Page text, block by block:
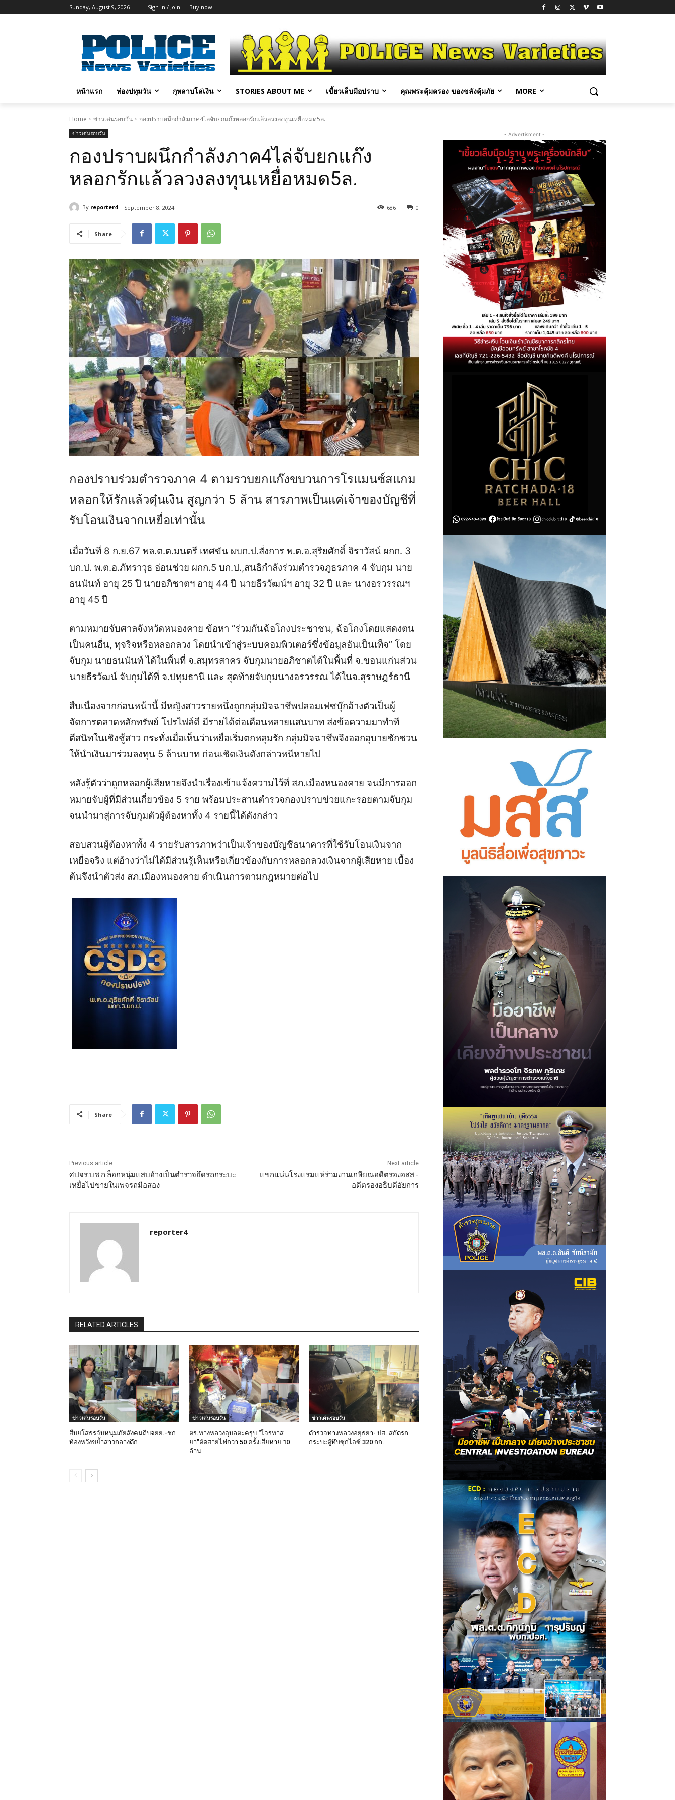
Sunday, August 9, 2026 Sign in / Join Buy now!
หน้าแรก ท่องปทุมวัน กุหลาบโล่เงิน STORIES ABOUT ME เขี้ยวเล็บมือปราบ คุณพระคุ้มครอง ของขลังคุ้มภัย MORE
Home ข่าวเด่นรอบวัน กองปราบผนึกกำลังภาค4ไล่จับยกแก๊งหลอกรักแล้วลวงลงทุนเหยื่อหมด5ล.
ข่าวเด่นรอบวัน
กองปราบผนึกกำลังภาค4ไล่จับยกแก๊ง
หลอกรักแล้วลวงลงทุนเหยื่อหมด5ล.
By reporter4 September 8, 2024 0
686
Share
กองปราบร่วมตำรวจภาค 4 ตามรวบยกแก๊งขบวนการโรแมนซ์สแกม
หลอกให้รักแล้วตุ๋นเงิน สูญกว่า 5 ล้าน สารภาพเป็นแค่เจ้าของบัญชีที่
รับโอนเงินจากเหยื่อเท่านั้น
เมื่อวันที่ 8 ก.ย.67 พล.ต.ต.มนตรี เทศขัน ผบก.ป.สั่งการ พ.ต.อ.สุริยศักดิ์ จิราวัสน์ ผกก. 3
บก.ป. พ.ต.อ.ภัทราวุธ อ่อนช่วย ผกก.5 บก.ป.,สนธิกำลังร่วมตำรวจภูธรภาค 4 จับกุม นาย
ธนนันท์ อายุ 25 ปี นายอภิชาตฯ อายุ 44 ปี นายธีรวัฒน์ฯ อายุ 32 ปี และ นางอรวรรณฯ
อายุ 45 ปี
ตามหมายจับศาลจังหวัดหนองคาย ข้อหา “ร่วมกันฉ้อโกงประชาชน, ฉ้อโกงโดยแสดงตน
เป็นคนอื่น, ทุจริจหรือหลอกลวง โดยนำเข้าสู่ระบบคอมพิวเตอร์ซึ่งข้อมูลอันเป็นเท็จ” โดย
จับกุม นายธนนันท์ ได้ในพื้นที่ จ.สมุทรสาคร จับกุมนายอภิชาตได้ในพื้นที่ จ.ขอนแก่นส่วน
นายธีรวัฒน์ จับกุมได้ที่ จ.ปทุมธานี และ สุดท้ายจับกุมนางอรวรรณ ได้ในจ.สุราษฎร์ธานี
สืบเนื่องจากก่อนหน้านี้ มีหญิงสาวรายหนึ่งถูกกลุ่มมิจฉาชีพปลอมเฟซบุ๊กอ้างตัวเป็นผู้
จัดการตลาดหลักทรัพย์ โปรไฟล์ดี มีรายได้ต่อเดือนหลายแสนบาท ส่งข้อความมาทำที
ตีสนิทในเชิงชู้สาว กระทั่งเมื่อเห็นว่าเหยื่อเริ่มตกหลุมรัก กลุ่มมิจฉาชีพจึงออกอุบายชักชวน
ให้นำเงินมาร่วมลงทุน 5 ล้านบาท ก่อนเชิดเงินดังกล่าวหนีหายไป
หลังรู้ตัวว่าถูกหลอกผู้เสียหายจึงนำเรื่องเข้าแจ้งความไว้ที่ สภ.เมืองหนองคาย จนมีการออก
หมายจับผู้ที่มีส่วนเกี่ยวข้อง 5 ราย พร้อมประสานตำรวจกองปราบข่วยแกะรอยตามจับกุม
จนนำมาสู่การจับกุมตัวผู้ต้องหาทั้ง 4 รายนี้ได้ดังกล่าว
สอบสวนผู้ต้องหาทั้ง 4 รายรับสารภาพว่าเป็นเจ้าของบัญชีธนาคารที่ใช้รับโอนเงินจาก
เหยื่อจริง แต่อ้างว่าไม่ได้มีส่วนรู้เห็นหรือเกี่ยวข้องกับการหลอกลวงเงินจากผู้เสียหาย เบื้อง
ต้นจึงนำตัวส่ง สภ.เมืองหนองคาย ดำเนินการตามกฎหมายต่อไป
Share
Previous article
ศปจร.บช.ก.ล็อกหนุ่มแสบอ้างเป็นตำรวจยึดรถกระบะ
เหยื่อไปขายในเพจรถมือสอง
Next article
แขกแน่นโรงแรมแห่ร่วมงานเกษียณอดีตรองอสส.-
อดีตรองอธิบดีอัยการ
reporter4
RELATED ARTICLES
ข่าวเด่นรอบวัน
สืบยโสธรจับหนุ่มภัยสังคมถีบจยย.-ชก
ท้องหวังขย้ำสาวกลางดึก
ข่าวเด่นรอบวัน
ตร.ทางหลวงอุบลตะครุบ “โจรทาส
ยา”ตัดสายไฟกว่า 50 ครั้งเสียหาย 10
ล้าน
ข่าวเด่นรอบวัน
ตำรวจทางหลวงอยุธยา- ปส. สกัดรถ
กระบะตู้ทึบซุกไอซ์ 320 กก.
- Advertisment -